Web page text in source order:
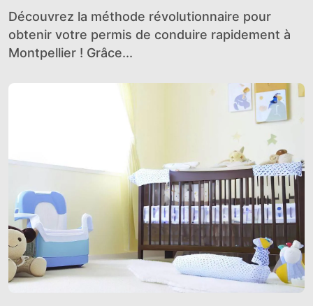
Découvrez la méthode révolutionnaire pour
obtenir votre permis de conduire rapidement à
Montpellier ! Grâce...